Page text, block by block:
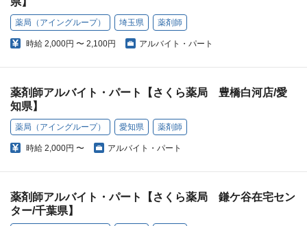
薬局（アイングループ） 埼玉県 薬剤師
時給 2,000円 〜 2,100円 アルバイト・パート
薬剤師アルバイト・パート【さくら薬局 豊橋白河店/愛
知県】
薬局（アイングループ） 愛知県 薬剤師
時給 2,000円 〜 アルバイト・パート
薬剤師アルバイト・パート【さくら薬局 鎌ケ谷在宅セン
ター/千葉県】